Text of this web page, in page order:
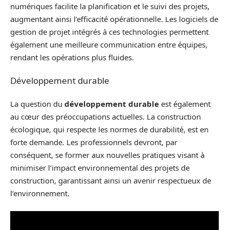
numériques facilite la planification et le suivi des projets,
augmentant ainsi l’efficacité opérationnelle. Les logiciels de
gestion de projet intégrés à ces technologies permettent
également une meilleure communication entre équipes,
rendant les opérations plus fluides.
Développement durable
La question du développement durable est également
au cœur des préoccupations actuelles. La construction
écologique, qui respecte les normes de durabilité, est en
forte demande. Les professionnels devront, par
conséquent, se former aux nouvelles pratiques visant à
minimiser l’impact environnemental des projets de
construction, garantissant ainsi un avenir respectueux de
l’environnement.